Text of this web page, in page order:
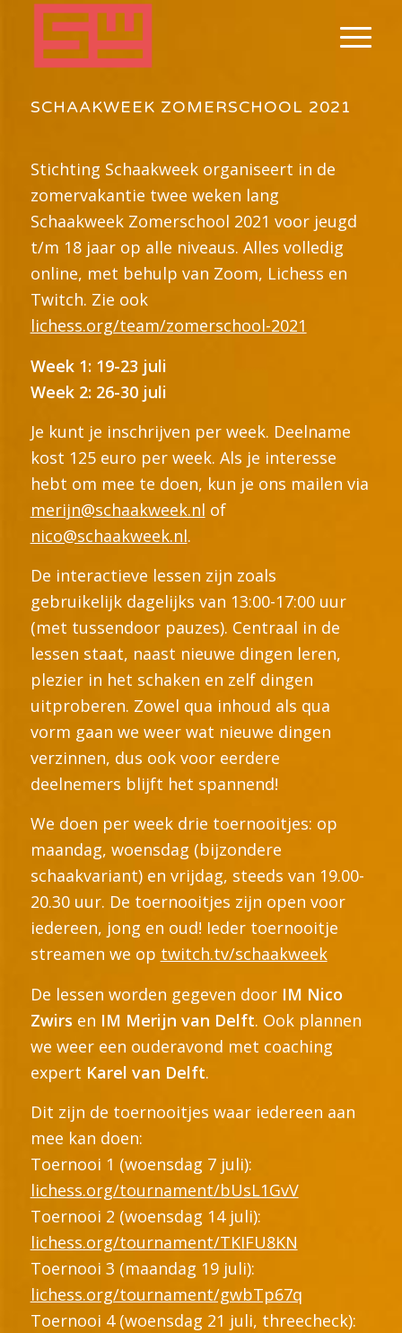
SCHAAKWEEK ZOMERSCHOOL 2021
Stichting Schaakweek organiseert in de
zomervakantie twee weken lang
Schaakweek Zomerschool 2021 voor jeugd
t/m 18 jaar op alle niveaus. Alles volledig
online, met behulp van Zoom, Lichess en
Twitch. Zie ook
lichess.org/team/zomerschool-2021
Week 1: 19-23 juli
Week 2: 26-30 juli
Je kunt je inschrijven per week. Deelname
kost 125 euro per week. Als je interesse
hebt om mee te doen, kun je ons mailen via
merijn@schaakweek.nl of
nico@schaakweek.nl.
De interactieve lessen zijn zoals
gebruikelijk dagelijks van 13:00-17:00 uur
(met tussendoor pauzes). Centraal in de
lessen staat, naast nieuwe dingen leren,
plezier in het schaken en zelf dingen
uitproberen. Zowel qua inhoud als qua
vorm gaan we weer wat nieuwe dingen
verzinnen, dus ook voor eerdere
deelnemers blijft het spannend!
We doen per week drie toernooitjes: op
maandag, woensdag (bijzondere
schaakvariant) en vrijdag, steeds van 19.00-
20.30 uur. De toernooitjes zijn open voor
iedereen, jong en oud! Ieder toernooitje
streamen we op twitch.tv/schaakweek
De lessen worden gegeven door IM Nico
Zwirs en IM Merijn van Delft. Ook plannen
we weer een ouderavond met coaching
expert Karel van Delft.
Dit zijn de toernooitjes waar iedereen aan
mee kan doen:
Toernooi 1 (woensdag 7 juli):
lichess.org/tournament/bUsL1GvV
Toernooi 2 (woensdag 14 juli):
lichess.org/tournament/TKIFU8KN
Toernooi 3 (maandag 19 juli):
lichess.org/tournament/gwbTp67q
Toernooi 4 (woensdag 21 juli, threecheck):